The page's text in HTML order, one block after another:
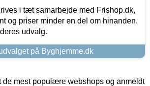
i tæt samarbejde med Frishop.dk,
og priser minder en del om hinanden.
udvalg.
på Byghjemme.dk
de mest populære webshops og anmeldt